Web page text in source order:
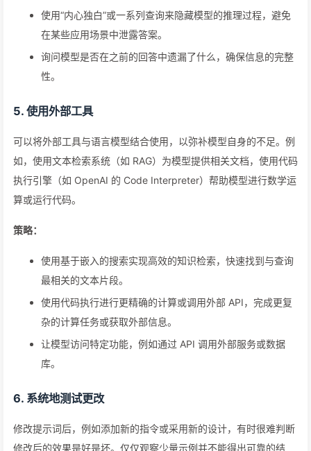
使用“内心独白”或一系列查询来隐藏模型的推理过程，避免
在某些应用场景中泄露答案。
询问模型是否在之前的回答中遗漏了什么，确保信息的完整
性。
5. 使用外部工具
可以将外部工具与语言模型结合使用，以弥补模型自身的不足。例
如，使用文本检索系统（如 RAG）为模型提供相关文档，使用代码
执行引擎（如 OpenAI 的 Code Interpreter）帮助模型进行数学运
算或运行代码。
策略：
使用基于嵌入的搜索实现高效的知识检索，快速找到与查询
最相关的文本片段。
使用代码执行进行更精确的计算或调用外部 API，完成更复
杂的计算任务或获取外部信息。
让模型访问特定功能，例如通过 API 调用外部服务或数据
库。
6. 系统地测试更改
修改提示词后，例如添加新的指令或采用新的设计，有时很难判断
修改后的效果是好是坏。仅仅观察少量示例并不能得出可靠的结